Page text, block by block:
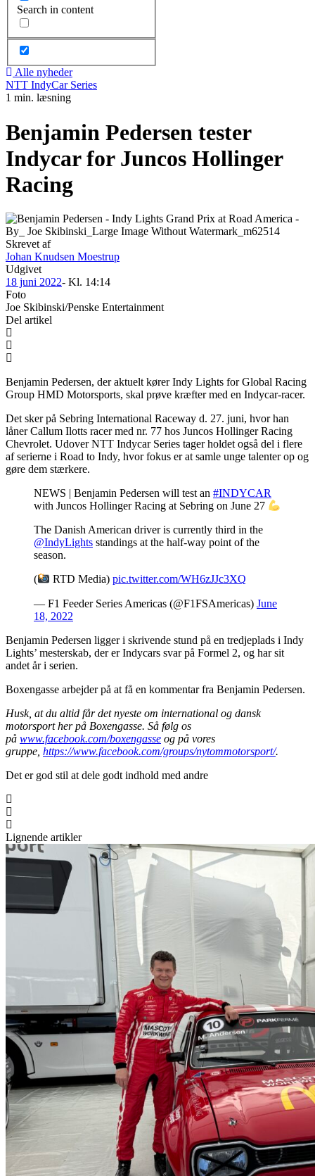
Search in content
Alle nyheder
NTT IndyCar Series
1 min. læsning
Benjamin Pedersen tester
Indycar for Juncos Hollinger
Racing
Skrevet af
Johan Knudsen Moestrup
Udgivet
18 juni 2022- Kl. 14:14
Foto
Joe Skibinski/Penske Entertainment
Del artikel
Benjamin Pedersen, der aktuelt kører Indy Lights for Global Racing
Group HMD Motorsports, skal prøve kræfter med en Indycar-racer.
Det sker på Sebring International Raceway d. 27. juni, hvor han
låner Callum Ilotts racer med nr. 77 hos Juncos Hollinger Racing
Chevrolet. Udover NTT Indycar Series tager holdet også del i flere
af serierne i Road to Indy, hvor fokus er at samle unge talenter op og
gøre dem stærkere.
NEWS | Benjamin Pedersen will test an #INDYCAR
with Juncos Hollinger Racing at Sebring on June 27
The Danish American driver is currently third in the
@IndyLights standings at the half-way point of the
season.
( RTD Media)pic.twitter.com/WH6zJJc3XQ
— F1 Feeder Series Americas (@F1FSAmericas) June
18, 2022
Benjamin Pedersen ligger i skrivende stund på en tredjeplads i Indy
Lights’ mesterskab, der er Indycars svar på Formel 2, og har sit
andet år i serien.
Boxengasse arbejder på at få en kommentar fra Benjamin Pedersen.
Husk, at du altid får det nyeste om international og dansk
motorsport her på Boxengasse. Så følg os
på www.facebook.com/boxengasse og på vores
gruppe, https://www.facebook.com/groups/nytommotorsport/.
Det er god stil at dele godt indhold med andre
Lignende artikler